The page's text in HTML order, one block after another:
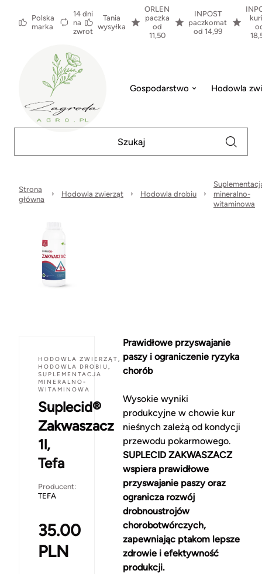
Polska
marka
14 dni
na
zwrot
Tania
wysyłka
ORLEN
paczka
od
11,50
INPOST
paczkomat
od 14,99
Gospodarstwo Hodowla
Strona
główna
Hodowla zwierząt Hodowla drobiu
mineralno-
witaminowa
HODOWLA ZWIERZĄT,
HODOWLA DROBIU,
SUPLEMENTACJA
MINERALNO-
WITAMINOWA
Suplecid®
Zakwaszacz
1l,
Tefa
Producent:
TEFA
35.00
PLN
Prawidłowe przyswajanie
paszy i ograniczenie ryzyka
chorób
Wysokie wyniki
produkcyjne w chowie kur
nieśnych zależą od kondycji
przewodu pokarmowego.
SUPLECID ZAKWASZACZ
wspiera prawidłowe
przyswajanie paszy oraz
ogranicza rozwój
drobnoustrojów
chorobotwórczych,
zapewniając ptakom lepsze
zdrowie i efektywność
produkcji.